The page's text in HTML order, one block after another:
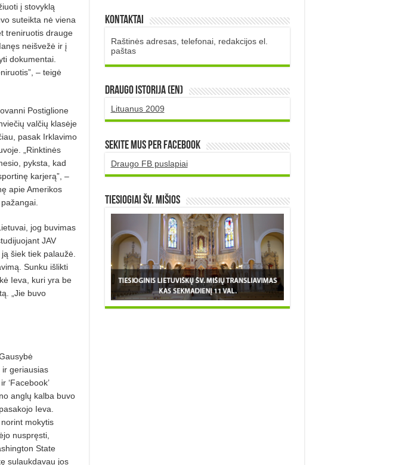
į stovyklą
suteikta nė viena
treniruotis drauge
neišvežė ir į
dokumentai.
– teigė
Postiglione
valčių klasėje
pasak Irklavimo
„Rinktinės
pyksta, kad
karjerą”, –
apie Amerikos
jog buvimas
JAV
šiek tiek palaužė.
Sunku išlikti
Ieva, kuri yra be
„Jie buvo
geriausias
‘Facebook’
anglų kalba buvo
Ieva.
mokytis
nuspręsti,
State
sulaukdavau jos
Kontaktai
Raštinės adresas, telefonai, redakcijos el.
paštas
DRAUGO istorija (EN)
Lituanus 2009
Sekite mus per Facebook
Draugo FB puslapiai
TIESIOGIAI šv. MIŠIOS